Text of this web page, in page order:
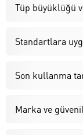
Tüp büyüklüğü
Standartlara
Son kullanma
Marka ve